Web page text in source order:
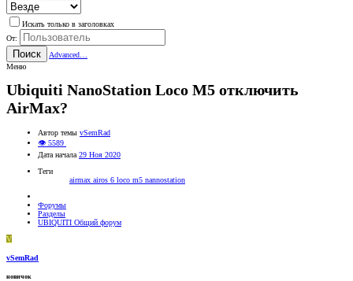
Искать только в заголовках
От:
Поиск
Advanced…
Меню
Ubiquiti NanoStation Loco M5 отключить
AirMax?
Автор темы vSemRad
👁 5589
Дата начала 29 Ноя 2020
Теги
airmax airos 6 loco m5 nannostation
Форумы
Разделы
UBIQUITI Общий форум
V
vSemRad
новичок